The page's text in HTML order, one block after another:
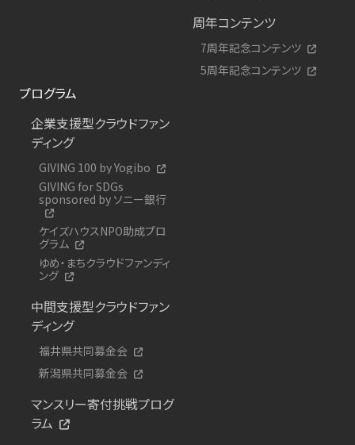
周年コンテンツ
7周年記念コンテンツ
5周年記念コンテンツ
プログラム
企業支援型クラウドファン
ディング
GIVING 100 by Yogibo
GIVING for SDGs
sponsored by ソニー銀行
ケイズハウスNPO助成プロ
グラム
ゆめ・まちクラウドファンディ
ング
中間支援型クラウドファン
ディング
福井県共同募金会
新潟県共同募金会
マンスリー寄付挑戦プログ
ラム